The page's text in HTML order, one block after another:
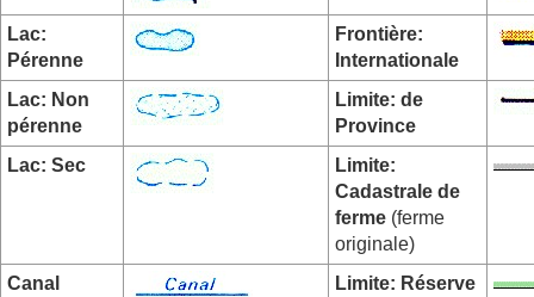
Lac:
Pérenne
Frontière:
Internationale
Lac: Non
pérenne
Limite: de
Province
Lac: Sec
Limite:
Cadastrale de
ferme (ferme
originale)
Canal
Limite: Réserve